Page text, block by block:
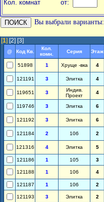
Кол. комнат от:
Вы выбрали варианты:
[1] [2] [3]
@ Код Кв.
Кол.
комн.
Серия Этаж
51898 1 Хруще -вка 4
121191 3 Элитка 4
119651 3
Индив.
Проект
4
119746 3 Элитка 6
121192 3 Элитка 6
121184 2 106 2
121316 4 Элитка 5
121186 1 105 3
121188 1 106 4
121187 1 106 2
121193 3 Элитка 2